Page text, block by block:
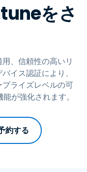
をさ
、信頼性の高いリ
イス認証により、
ライズレベルの可
が強化されます。
約する